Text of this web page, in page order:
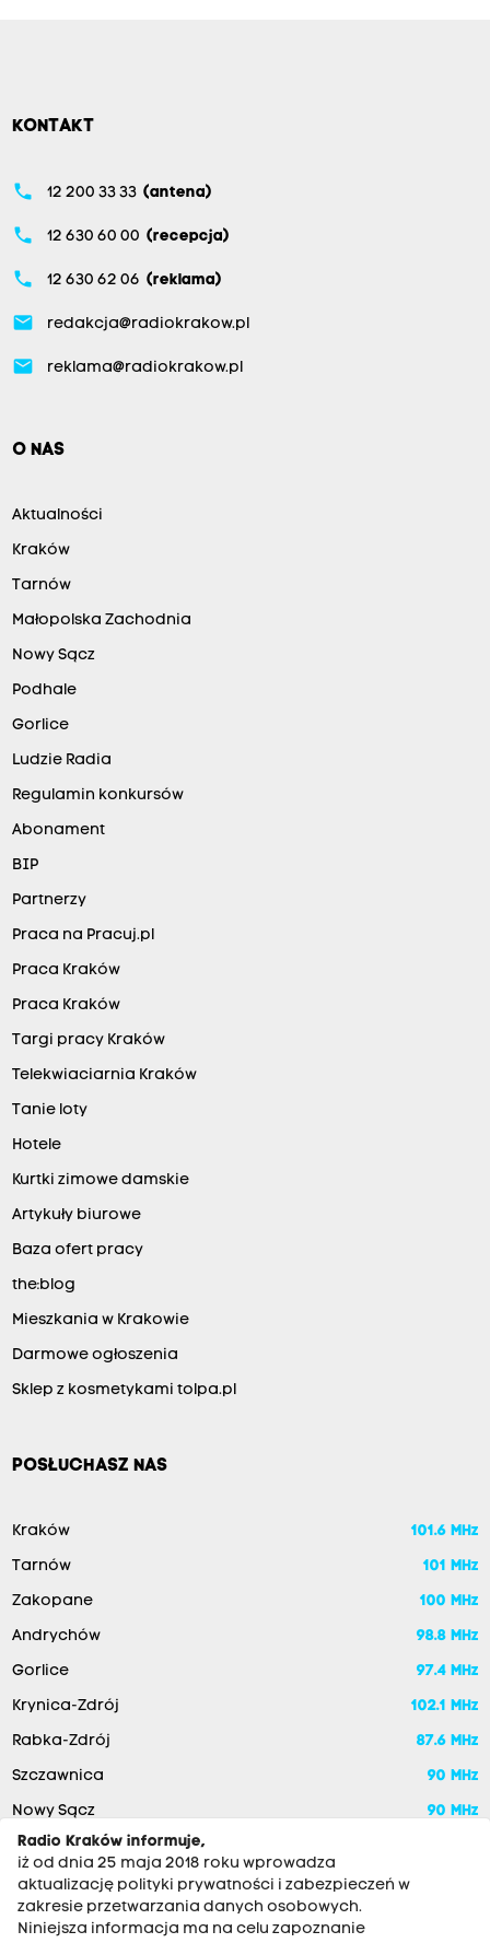
KONTAKT
phone 12 200 33 33 (antena)
phone 12 630 60 00 (recepcja)
phone 12 630 62 06 (reklama)
email redakcja@radiokrakow.pl
email reklama@radiokrakow.pl
O NAS
Aktualności
Kraków
Tarnów
Małopolska Zachodnia
Nowy Sącz
Podhale
Gorlice
Ludzie Radia
Regulamin konkursów
Abonament
BIP
Partnerzy
Praca na Pracuj.pl
Praca Kraków
Praca Kraków
Targi pracy Kraków
Telekwiaciarnia Kraków
Tanie loty
Hotele
Kurtki zimowe damskie
Artykuły biurowe
Baza ofert pracy
the:blog
Mieszkania w Krakowie
Darmowe ogłoszenia
Sklep z kosmetykami tolpa.pl
POSŁUCHASZ NAS
Kraków 101.6 MHz
Tarnów 101 MHz
Zakopane 100 MHz
Andrychów 98.8 MHz
Gorlice 97.4 MHz
Krynica-Zdrój 102.1 MHz
Rabka-Zdrój 87.6 MHz
Szczawnica 90 MHz
Nowy Sącz
90 MHz
Radio Kraków informuje,
iż od dnia 25 maja 2018 roku wprowadza
aktualizację polityki prywatności i zabezpieczeń w
zakresie przetwarzania danych osobowych.
Niniejsza informacja ma na celu zapoznanie